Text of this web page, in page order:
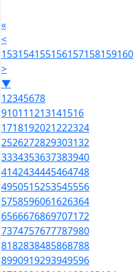
«
<
153154155156157158159160
>
▼
12345678
910111213141516
1718192021222324
2526272829303132
3334353637383940
4142434445464748
4950515253545556
5758596061626364
6566676869707172
7374757677787980
8182838485868788
8990919293949596